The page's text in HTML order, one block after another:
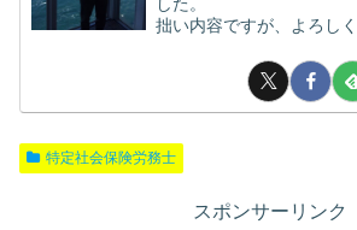
拙い内容ですが、よろし
特定社会保険労務士
スポンサーリンク